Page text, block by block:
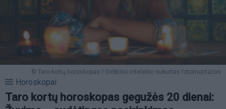
© Taro kortų horoskopas / Dirbtinio intelekto sukurtas fotomontažas
Horoskopai
Taro kortų horoskopas gegužės 20 dienai: